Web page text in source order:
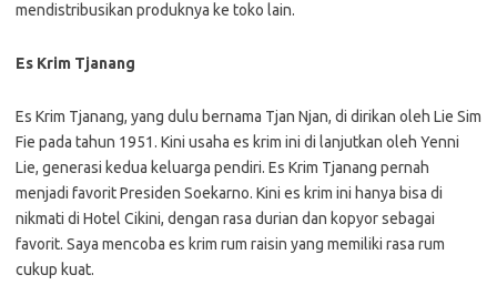
mendistribusikan produknya ke toko lain.
Es Krim Tjanang
Es Krim Tjanang, yang dulu bernama Tjan Njan, di dirikan oleh Lie Sim
Fie pada tahun 1951. Kini usaha es krim ini di lanjutkan oleh Yenni
Lie, generasi kedua keluarga pendiri. Es Krim Tjanang pernah
menjadi favorit Presiden Soekarno. Kini es krim ini hanya bisa di
nikmati di Hotel Cikini, dengan rasa durian dan kopyor sebagai
favorit. Saya mencoba es krim rum raisin yang memiliki rasa rum
cukup kuat.